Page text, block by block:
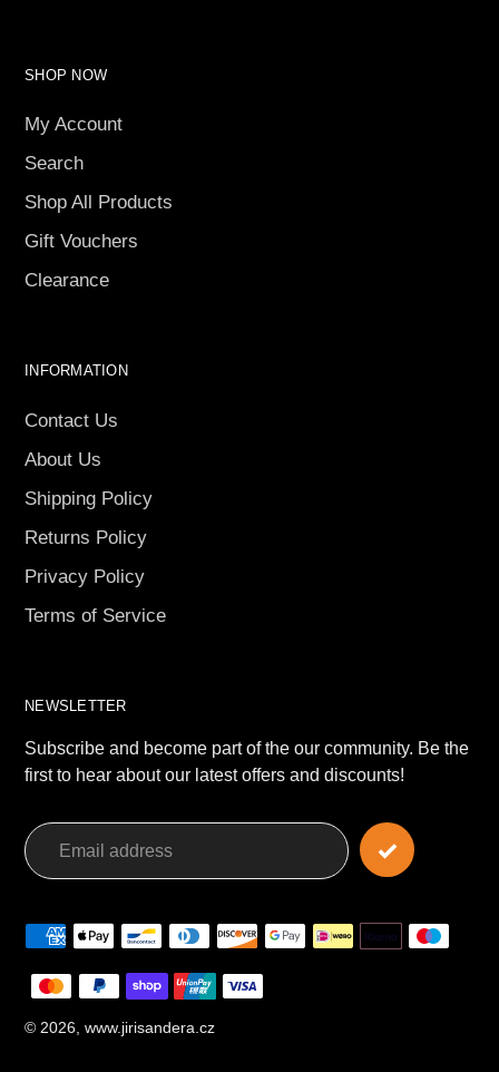
SHOP NOW
My Account
Search
Shop All Products
Gift Vouchers
Clearance
INFORMATION
Contact Us
About Us
Shipping Policy
Returns Policy
Privacy Policy
Terms of Service
NEWSLETTER
Subscribe and become part of the our community. Be the
first to hear about our latest offers and discounts!
© 2026, www.jirisandera.cz
Payment
methods